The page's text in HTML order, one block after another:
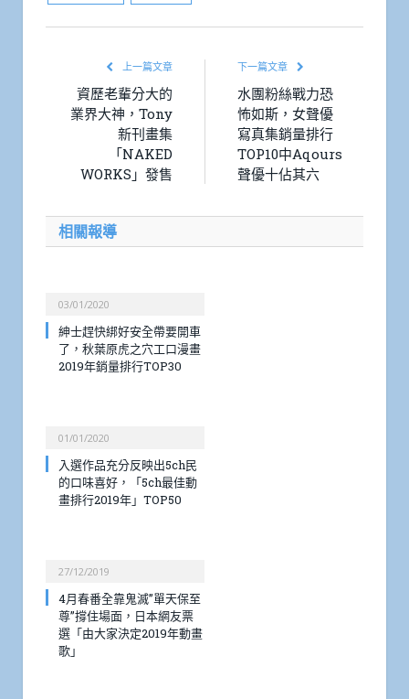
上一篇文章
資歷老輩分大的
業界大神，Tony
新刊畫集
「NAKED
WORKS」發售
下一篇文章
水團粉絲戰力恐
怖如斯，女聲優
寫真集銷量排行
TOP10中Aqours
聲優十佔其六
相關報導
03/01/2020
紳士趕快綁好安全帶要開車
了，秋葉原虎之穴工口漫畫
2019年銷量排行TOP30
01/01/2020
入選作品充分反映出5ch民
的口味喜好，「5ch最佳動
畫排行2019年」TOP50
27/12/2019
4月春番全靠鬼滅”單天保至
尊”撐住場面，日本網友票
選「由大家決定2019年動畫
歌」